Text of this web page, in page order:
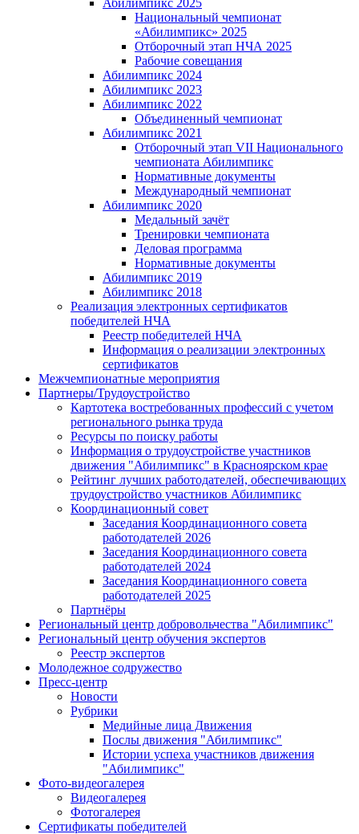
Абилимпикс 2025
Национальный чемпионат
«Абилимпикс» 2025
Отборочный этап НЧА 2025
Рабочие совещания
Абилимпикс 2024
Абилимпикс 2023
Абилимпикс 2022
Объединенный чемпионат
Абилимпикс 2021
Отборочный этап VII Национального
чемпионата Абилимпикс
Нормативные документы
Международный чемпионат
Абилимпикс 2020
Медальный зачёт
Тренировки чемпионата
Деловая программа
Нормативные документы
Абилимпикс 2019
Абилимпикс 2018
Реализация электронных сертификатов
победителей НЧА
Реестр победителей НЧА
Информация о реализации электронных
сертификатов
Межчемпионатные мероприятия
Партнеры/Трудоустройство
Картотека востребованных профессий с учетом
регионального рынка труда
Ресурсы по поиску работы
Информация о трудоустройстве участников
движения "Абилимпикс" в Красноярском крае
Рейтинг лучших работодателей, обеспечивающих
трудоустройство участников Абилимпикс
Координационный совет
Заседания Координационного совета
работодателей 2026
Заседания Координационного совета
работодателей 2024
Заседания Координационного совета
работодателей 2025
Партнёры
Региональный центр добровольчества "Абилимпикс"
Региональный центр обучения экспертов
Реестр экспертов
Молодежное содружество
Пресс-центр
Новости
Рубрики
Медийные лица Движения
Послы движения "Абилимпикс"
Истории успеха участников движения
"Абилимпикс"
Фото-видеогалерея
Видеогалерея
Фотогалерея
Сертификаты победителей